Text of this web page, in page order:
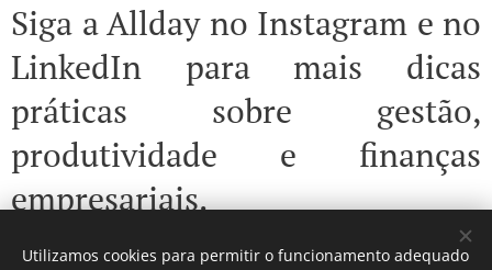
Siga a Allday no Instagram e no
LinkedIn para mais dicas
práticas sobre gestão,
produtividade e finanças
empresariais.
Utilizamos cookies para permitir o funcionamento adequado